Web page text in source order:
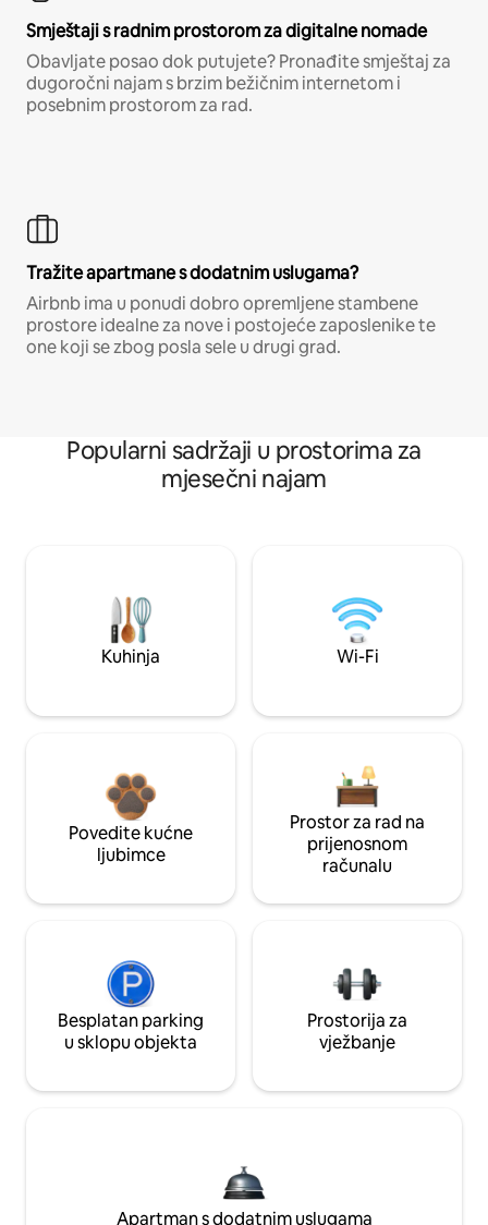
Smještaji s radnim prostorom za digitalne nomade
Obavljate posao dok putujete? Pronađite smještaj za
dugoročni najam s brzim bežičnim internetom i
posebnim prostorom za rad.
Tražite apartmane s dodatnim uslugama?
Airbnb ima u ponudi dobro opremljene stambene
prostore idealne za nove i postojeće zaposlenike te
one koji se zbog posla sele u drugi grad.
Popularni sadržaji u prostorima za
mjesečni najam
Kuhinja Wi-Fi
Povedite kućne
ljubimce
Prostor za rad na
prijenosnom
računalu
Besplatan parking
u sklopu objekta
Prostorija za
vježbanje
Apartman s dodatnim uslugama